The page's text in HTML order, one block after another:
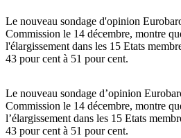
Le nouveau sondage d'opinion
Commission le 14 décembre, montre
l'élargissement dans les 15 Etats
43 pour cent à 51 pour cent.
Le nouveau sondage d’opinion
Commission le 14 décembre, montre
l’élargissement dans les 15 Etats
43 pour cent à 51 pour cent.